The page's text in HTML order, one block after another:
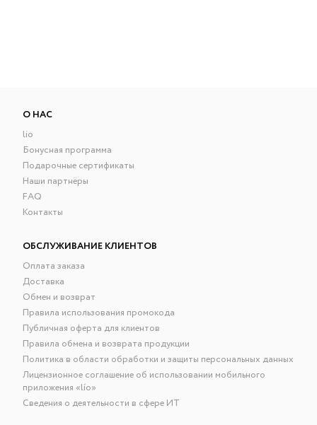
О НАС
lio
Бонусная программа
Подарочные сертификаты
Наши партнёры
FAQ
Контакты
ОБСЛУЖИВАНИЕ КЛИЕНТОВ
Оплата заказа
Доставка
Обмен и возврат
Правила использования промокода
Публичная оферта для клиентов
Правила обмена и возврата продукции
Политика в области обработки и защиты персональных данных
Лицензионное соглашение об использовании мобильного
приложения «lío»
Сведения о деятельности в сфере ИТ